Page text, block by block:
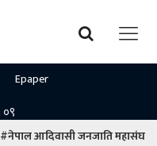
Epaper
#नेपाल आदिवासी जनजाति महासंघ